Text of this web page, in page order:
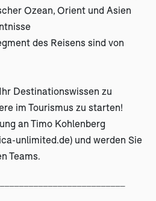
Ozean, Orient und Asien
des Reisens sind von
Destinationswissen zu
im Tourismus zu starten!
an Timo Kohlenberg
unlimited.de) und werden Sie
Teams.